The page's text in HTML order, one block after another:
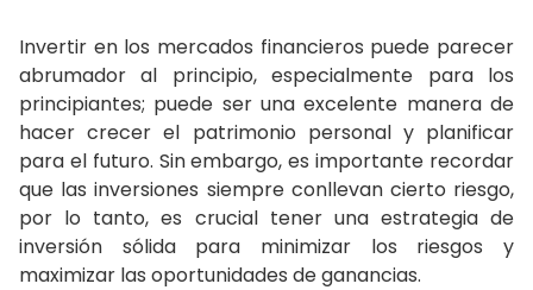
Invertir en los mercados financieros puede parecer
abrumador al principio, especialmente para los
principiantes; puede ser una excelente manera de
hacer crecer el patrimonio personal y planificar
para el futuro. Sin embargo, es importante recordar
que las inversiones siempre conllevan cierto riesgo,
por lo tanto, es crucial tener una estrategia de
inversión sólida para minimizar los riesgos y
maximizar las oportunidades de ganancias.